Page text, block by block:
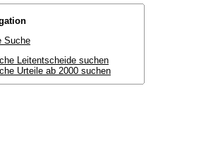
Suche
Leitentscheide suchen
Urteile ab 2000 suchen